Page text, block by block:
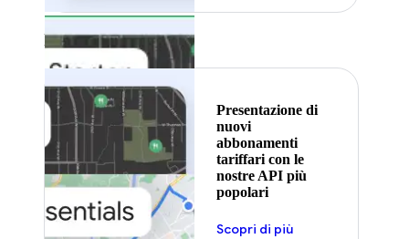
In primo piano
Presentazione di
nuovi
abbonamenti
tariffari con le
nostre API più
popolari
Scopri di più